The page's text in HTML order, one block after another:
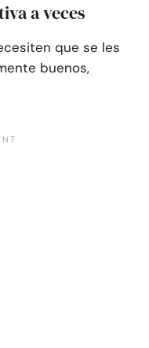
a veces
que se les
buenos,